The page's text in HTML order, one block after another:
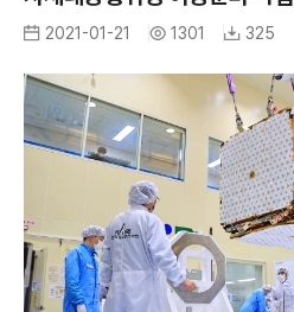
A
R
I
I
M
G
E
2021-01-21 1301 325